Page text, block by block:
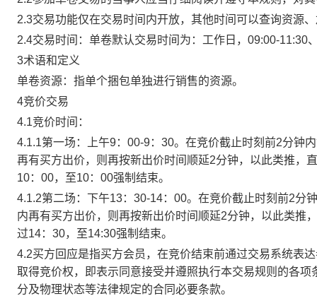
2.3交易功能仅在交易时间内开放，其他时间可以查询资源
2.4交易时间：单卷默认交易时间为：工作日，09:00-11:30
3术语和定义
单卷资源：指单个捆包单独进行销售的资源。
4竞价交易
4.1竞价时间：
4.1.1第一场：上午9：00-9：30。在竞价截止时刻前2分钟
再有买方出价，则再按新出价时间顺延2分钟，以此类推，
10：00，至10：00强制结束。
4.1.2第二场：下午13：30-14：00。在竞价截止时刻前2分
内再有买方出价，则再按新出价时间顺延2分钟，以此类推
过14：30，至14:30强制结束。
4.2买方回应是指买方会员，在竞价结束前通过交易系统表
取得竞价权，即表示同意接受并遵照执行本交易规则的各
分及物理状态等法律规定的合同必要条款。